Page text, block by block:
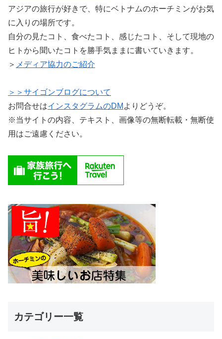
アジアの旅行が好きで、特にベトナムのホーチミンがお気
に入りの場所です。
自分の見たコト、食べたコト、感じたコト、そして現地の
ヒトから聞いたコトを勝手気ままに書いていきます。
＞ メディア協力のご紹介
＞＞サイゴンブログについて
お問合せはインスタグラムのDM よりどうぞ。
※当サイトの内容、テキスト、画像等の無断転載・無断使
用はご遠慮ください。
カテゴリー一覧